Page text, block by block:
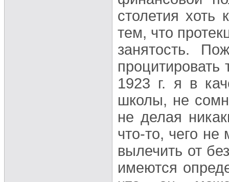
столетия хоть
тем, что
занятость.
1923 г. я в
школы, не
не делая
что-то, чего не
вылечить от
имеются